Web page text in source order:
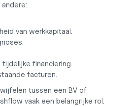
van werkkapitaal.
financiering.
facturen.
tussen een BV of
vaak een belangrijke rol.